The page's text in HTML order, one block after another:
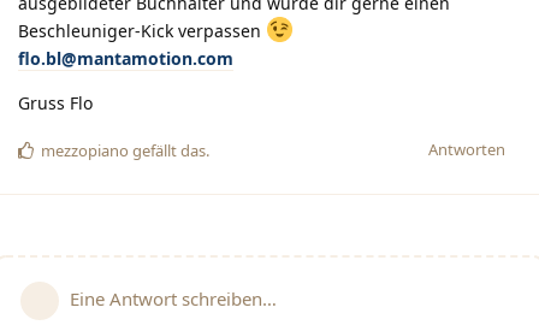
Beschleuniger-Kick verpassen
flo.bl@mantamotion.com
Gruss Flo
Antworten
mezzopiano gefällt das.
Eine Antwort schreiben…